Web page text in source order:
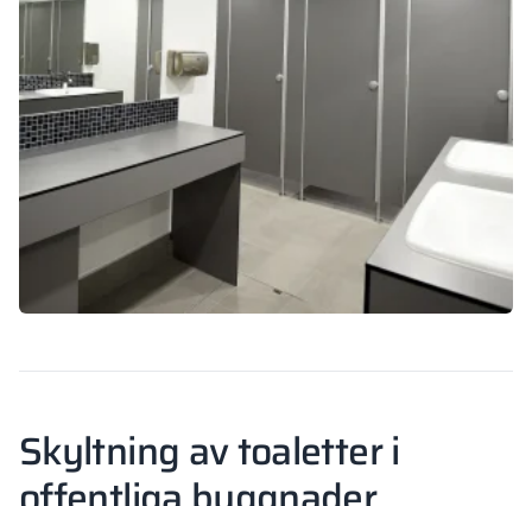
Skyltning av toaletter i